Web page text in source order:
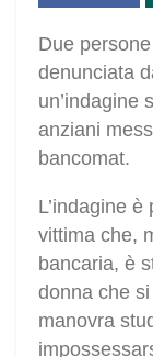
Due
denunciata
un’indagine
anziani
bancomat.
L’indagine
vittima che,
bancaria, è
donna che
manovra